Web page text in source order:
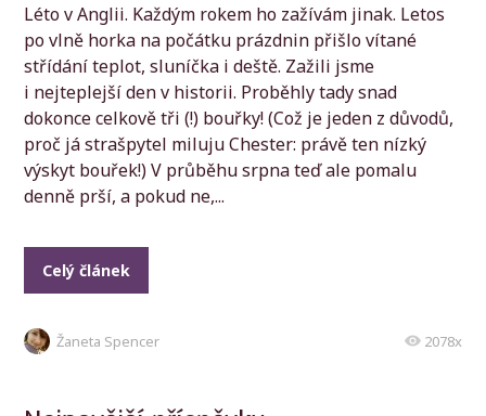
Léto v Anglii. Každým rokem ho zažívám jinak. Letos
po vlně horka na počátku prázdnin přišlo vítané
střídání teplot, sluníčka i deště. Zažili jsme
i nejteplejší den v historii. Proběhly tady snad
dokonce celkově tři (!) bouřky! (Což je jeden z důvodů,
proč já strašpytel miluju Chester: právě ten nízký
výskyt bouřek!) V průběhu srpna teď ale pomalu
denně prší, a pokud ne,...
Celý článek
Žaneta Spencer 2078x